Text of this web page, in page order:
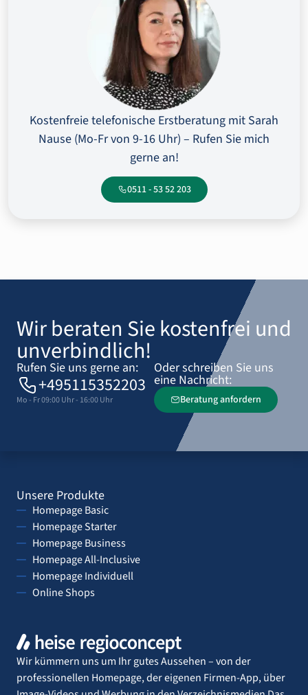
Kostenfreie telefonische Erstberatung mit Sarah
Nause (Mo-Fr von 9-16 Uhr) – Rufen Sie mich
gerne an!
0511 - 53 52 203
Wir beraten Sie kostenfrei und
unverbindlich!
Rufen Sie uns gerne an:
+495115352203
Mo - Fr 09:00 Uhr - 16:00 Uhr
Oder schreiben Sie uns
eine Nachricht:
Beratung anfordern
Unsere Produkte
Homepage Basic
Homepage Starter
Homepage Business
Homepage All-Inclusive
Homepage Individuell
Online Shops
Wir kümmern uns um Ihr gutes Aussehen – von der
professionellen Homepage, der eigenen Firmen-App, über